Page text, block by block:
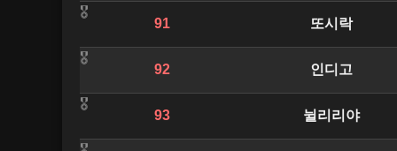
91 또시락
92 인디고
93 뉠리리야